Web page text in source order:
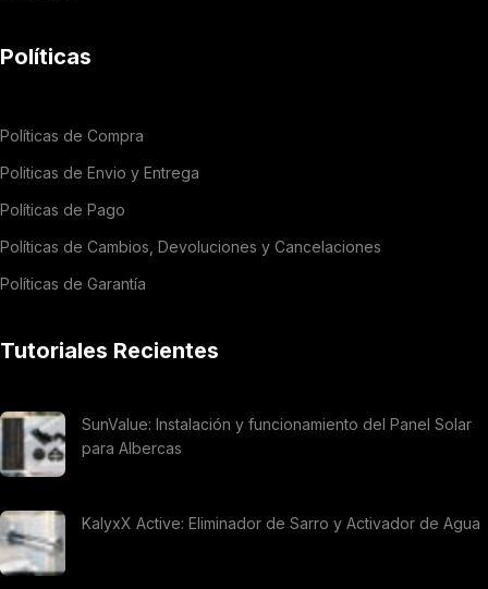
Políticas
Políticas de Compra
Politicas de Envio y Entrega
Políticas de Pago
Políticas de Cambios, Devoluciones y Cancelaciones
Políticas de Garantía
Tutoriales Recientes
SunValue: Instalación y funcionamiento del Panel Solar
para Albercas
KalyxX Active: Eliminador de Sarro y Activador de Agua